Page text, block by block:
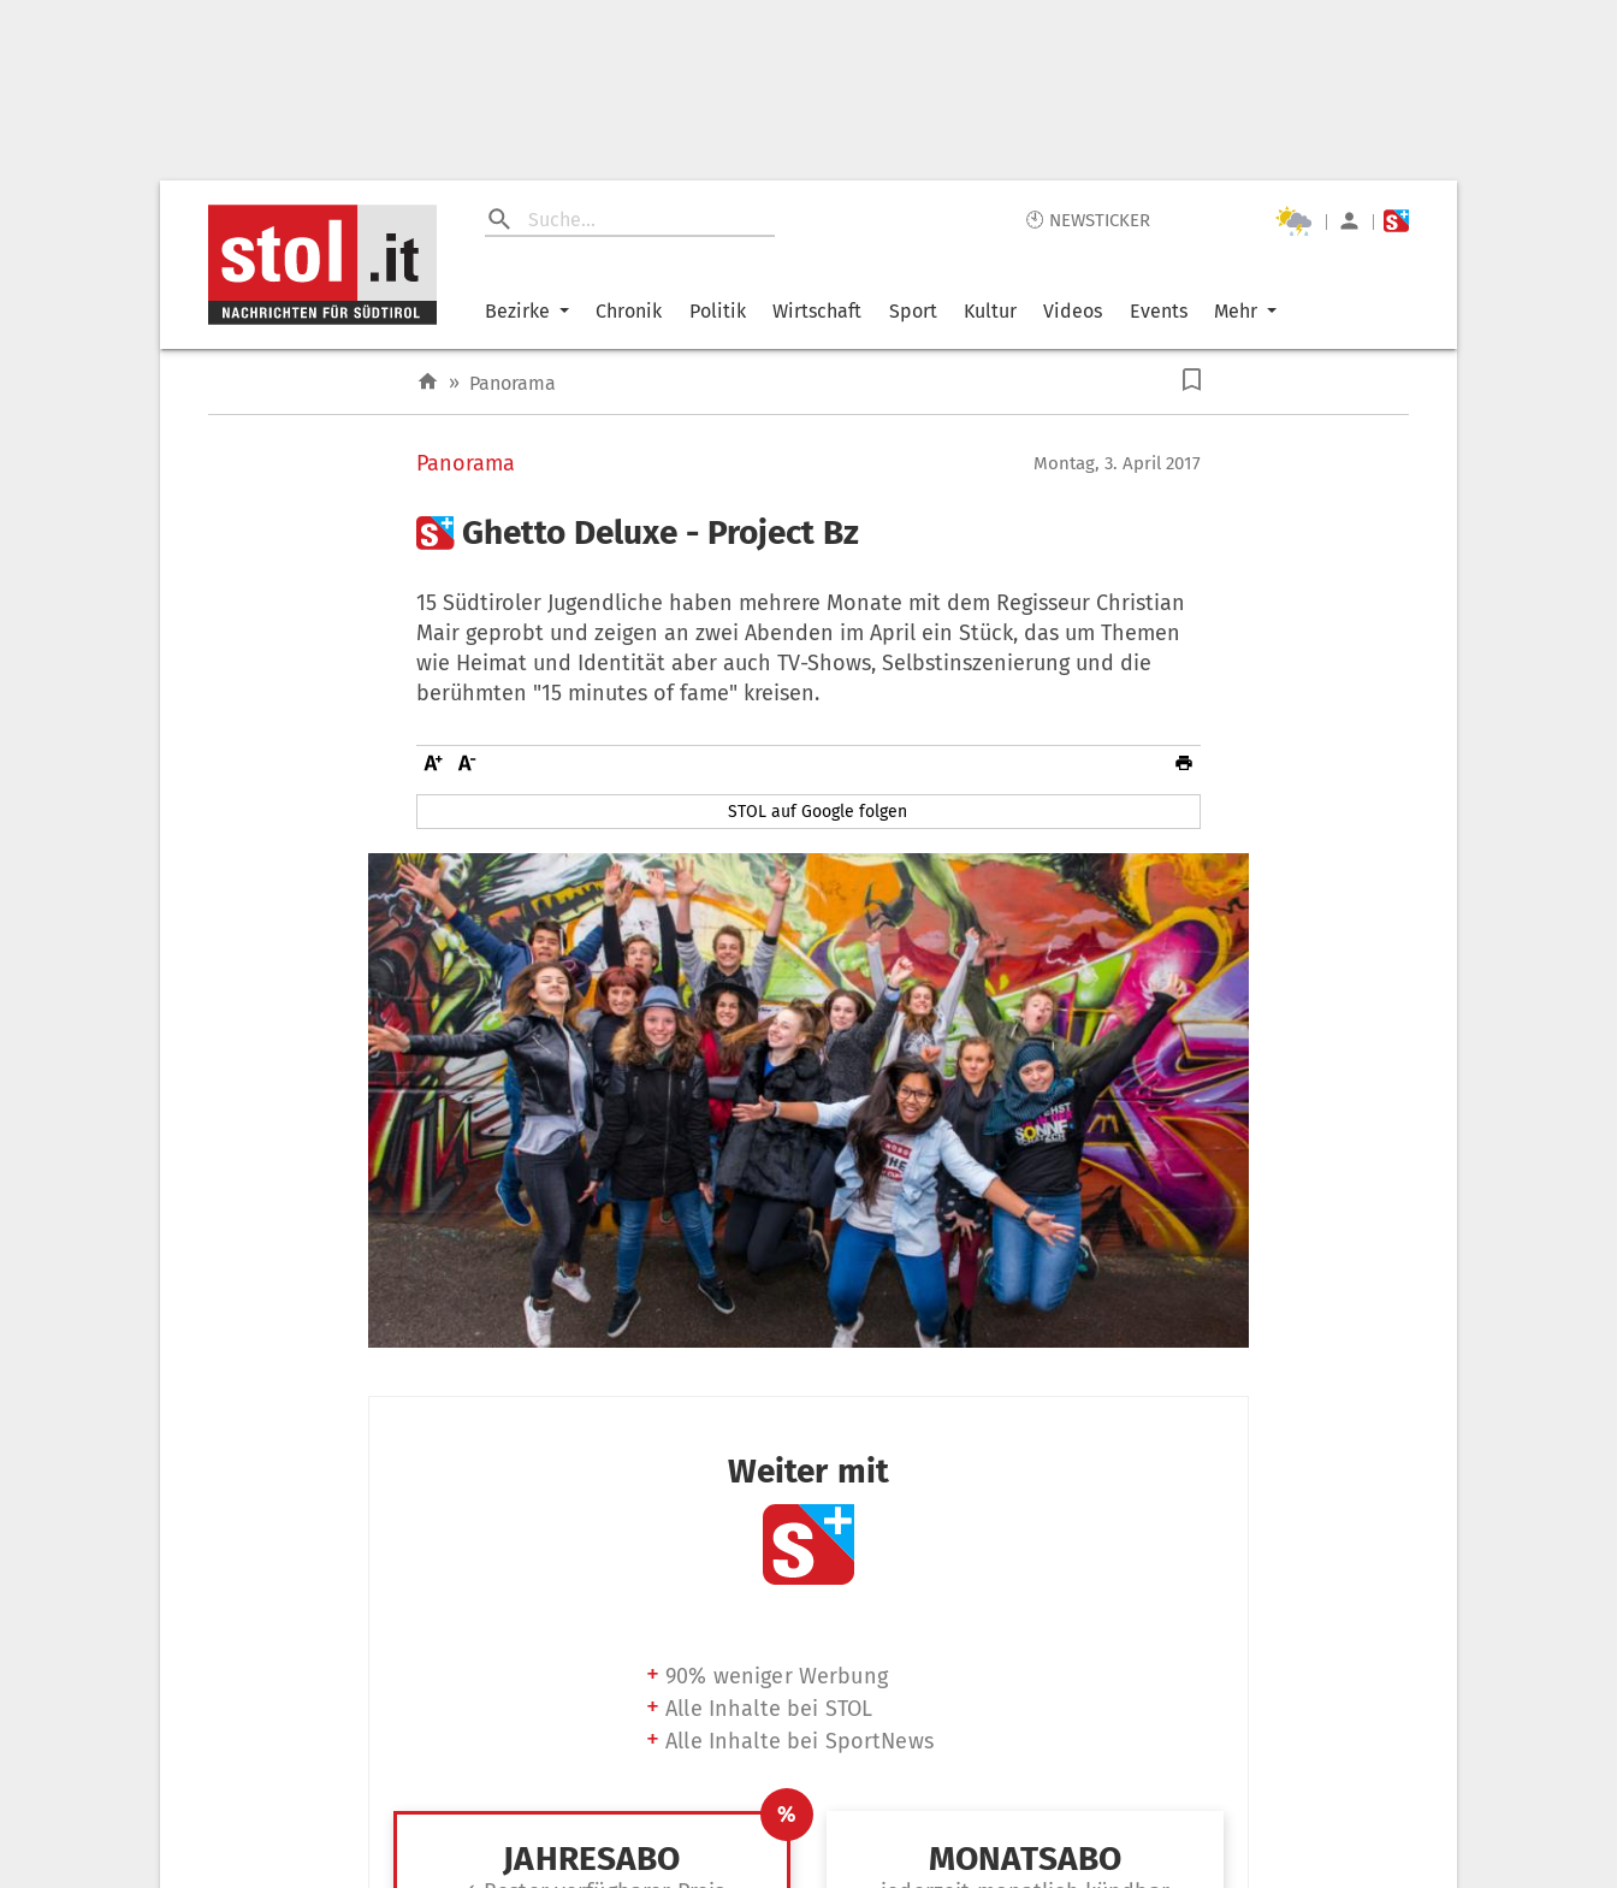
🕙 NEWSTICKER | |
Bezirke Chronik Politik Wirtschaft Sport Kultur Videos Events Mehr
» Panorama
Panorama Montag, 3. April 2017
 Ghetto Deluxe - Project Bz
15 Südtiroler Jugendliche haben mehrere Monate mit dem Regisseur Christian
Mair geprobt und zeigen an zwei Abenden im April ein Stück, das um Themen
wie Heimat und Identität aber auch TV-Shows, Selbstinszenierung und die
berühmten "15 minutes of fame" kreisen.
STOL auf Google folgen